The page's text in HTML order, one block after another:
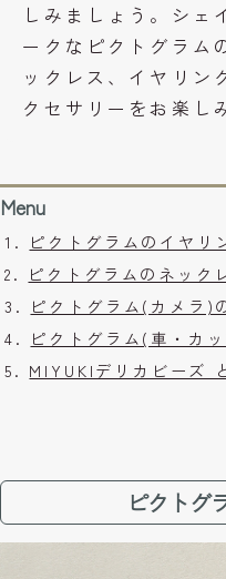
しみましょう。シェ
ークなピクトグラム
ックレス、イヤリン
クセサリーをお楽し
Menu
ピクトグラムのイヤリ
ピクトグラムのネック
ピクトグラム(カメラ)
ピクトグラム(車・カ
MIYUKIデリカビーズ
ピクトグ